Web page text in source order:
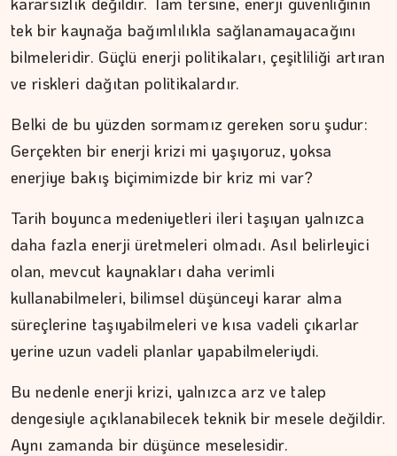
tek bir kaynağa bağımlılıkla sağlanamayacağını
bilmeleridir. Güçlü enerji politikaları, çeşitliliği artıran
ve riskleri dağıtan politikalardır.
Belki de bu yüzden sormamız gereken soru şudur:
Gerçekten bir enerji krizi mi yaşıyoruz, yoksa
enerjiye bakış biçimimizde bir kriz mi var?
Tarih boyunca medeniyetleri ileri taşıyan yalnızca
daha fazla enerji üretmeleri olmadı. Asıl belirleyici
olan, mevcut kaynakları daha verimli
kullanabilmeleri, bilimsel düşünceyi karar alma
süreçlerine taşıyabilmeleri ve kısa vadeli çıkarlar
yerine uzun vadeli planlar yapabilmeleriydi.
Bu nedenle enerji krizi, yalnızca arz ve talep
dengesiyle açıklanabilecek teknik bir mesele değildir.
Aynı zamanda bir düşünce meselesidir.
İPEK KOCAMAN